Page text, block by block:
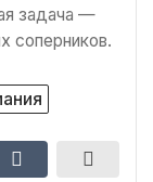
задача —
соперников.